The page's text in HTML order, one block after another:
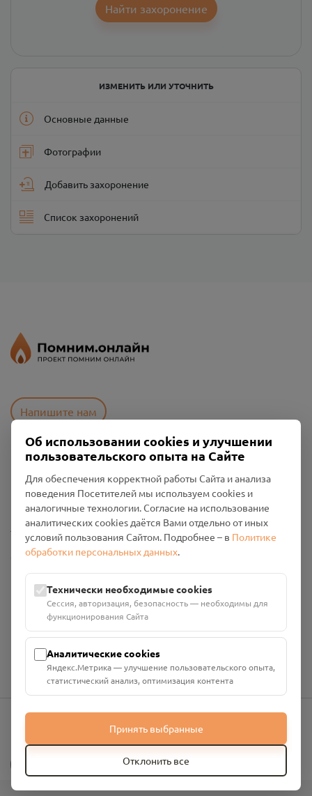
Найти захоронение
ИЗМЕНИТЬ ИЛИ УТОЧНИТЬ
Основные данные
Фотографии
Добавить захоронение
Список захоронений
Напишите нам
Политика конфиденциальности
Промо-материалы
Настройки cookies
Общество с ограниченной ответственностью «Смоленский
Проект Помним»
ИНН: 6700029207 ОГРН: 1256700001986
Юридический адрес: 216790, Смоленская область, р-н
Руднянский, г. Рудня, улица Западная, д. 26А, пом. 18
Номер счёта: 40702810901130004287 в АО "АЛЬФА-БАНК"
Кор. счёт: 30101810200000000593
info@pomnim.online
Об использовании cookies и улучшении
пользовательского опыта на Сайте
Для обеспечения корректной работы Сайта и анализа
поведения Посетителей мы используем cookies и
аналогичные технологии. Согласие на использование
аналитических cookies даётся Вами отдельно от иных
условий пользования Сайтом. Подробнее – в Политике
обработки персональных данных.
Технически необходимые cookies
Сессия, авторизация, безопасность — необходимы для
функционирования Сайта
Аналитические cookies
Яндекс.Метрика — улучшение пользовательского опыта,
статистический анализ, оптимизация контента
Принять выбранные
Отклонить все